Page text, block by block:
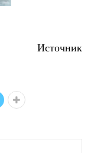
Источник